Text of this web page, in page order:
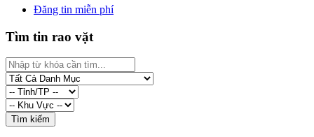
Đăng tin miễn phí
Tìm tin rao vặt